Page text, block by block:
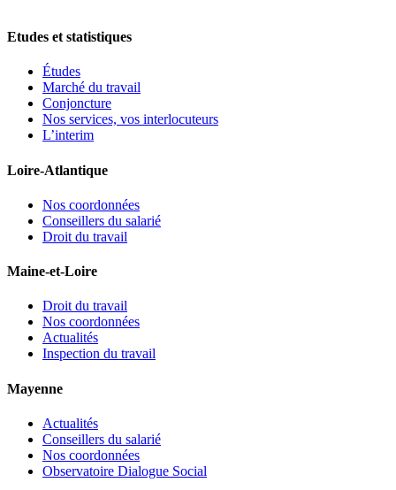
Etudes et statistiques
Études
Marché du travail
Conjoncture
Nos services, vos interlocuteurs
L’interim
Loire-Atlantique
Nos coordonnées
Conseillers du salarié
Droit du travail
Maine-et-Loire
Droit du travail
Nos coordonnées
Actualités
Inspection du travail
Mayenne
Actualités
Conseillers du salarié
Nos coordonnées
Observatoire Dialogue Social